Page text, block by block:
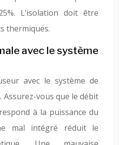
L’isolation doit être
thermiques.
avec le système
avec le système de
Assurez-vous que le débit
à la puissance du
mal intégré réduit le